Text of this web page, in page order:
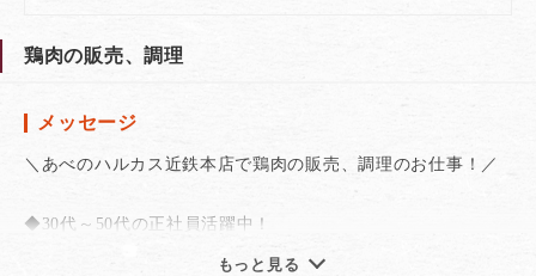
鶏肉の販売、調理
メッセージ
＼あべのハルカス近鉄本店で鶏肉の販売、調理のお仕事！／
◆30代～50代の正社員活躍中！
◆駅チカだから通勤ラクラク♪
もっと見る